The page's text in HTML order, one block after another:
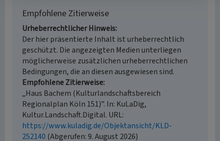
Empfohlene Zitierweise
Urheberrechtlicher Hinweis
Der hier präsentierte Inhalt ist urheberrechtlich
geschützt. Die angezeigten Medien unterliegen
möglicherweise zusätzlichen urheberrechtlichen
Bedingungen, die an diesen ausgewiesen sind.
Empfohlene Zitierweise
„Haus Bachem (Kulturlandschaftsbereich
Regionalplan Köln 151)”. In: KuLaDig,
Kultur.Landschaft.Digital. URL:
https://www.kuladig.de/Objektansicht/KLD-
252140 (Abgerufen: 9. August 2026)